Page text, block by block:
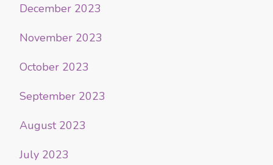
December 2023
November 2023
October 2023
September 2023
August 2023
July 2023